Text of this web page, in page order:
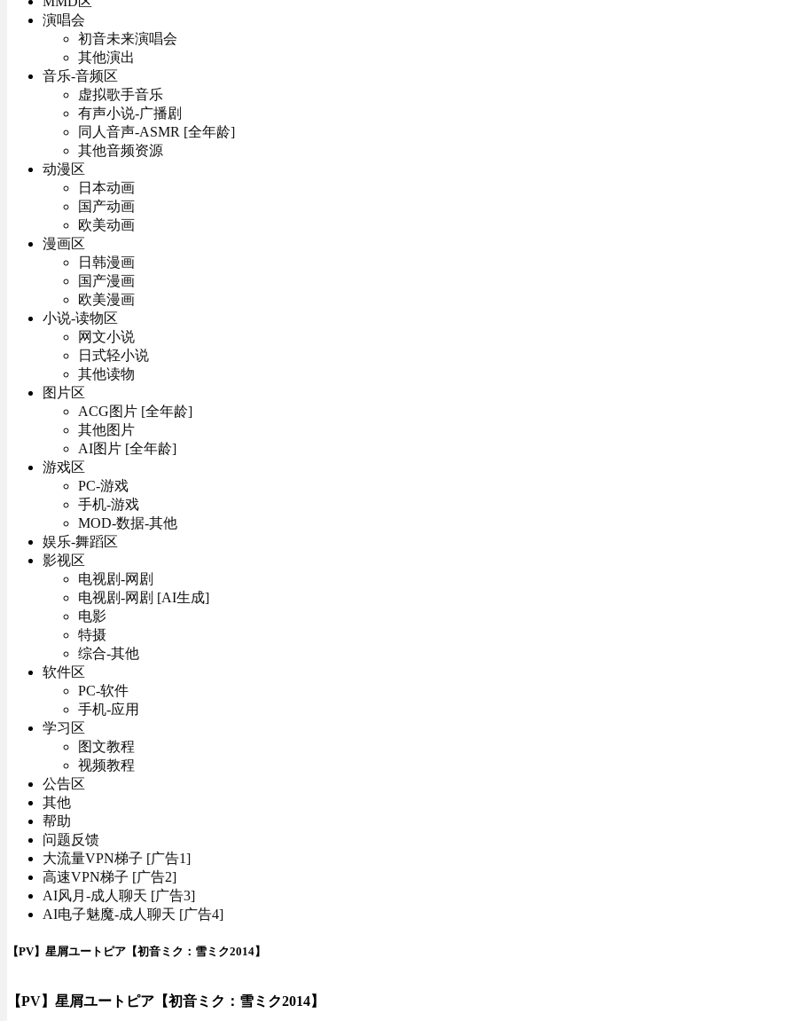
演唱会
初音未来演唱会
其他演出
音乐-音频区
虚拟歌手音乐
有声小说-广播剧
同人音声-ASMR [全年龄]
其他音频资源
动漫区
日本动画
国产动画
欧美动画
漫画区
日韩漫画
国产漫画
欧美漫画
小说-读物区
网文小说
日式轻小说
其他读物
图片区
ACG图片 [全年龄]
其他图片
AI图片 [全年龄]
游戏区
PC-游戏
手机-游戏
MOD-数据-其他
娱乐-舞蹈区
影视区
电视剧-网剧
电视剧-网剧 [AI生成]
电影
特摄
综合-其他
软件区
PC-软件
手机-应用
学习区
图文教程
视频教程
公告区
其他
帮助
问题反馈
大流量VPN梯子 [广告1]
高速VPN梯子 [广告2]
AI风月-成人聊天 [广告3]
AI电子魅魔-成人聊天 [广告4]
【PV】星屑ユートピア【初音ミク：雪ミク2014】
【PV】星屑ユートピア【初音ミク：雪ミク2014】